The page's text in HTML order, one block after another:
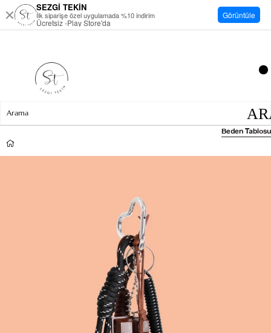
Beden Tablosu
SEZGİ TEKİN
İlk siparişe özel uygulamada %10 indirim
Ücretsiz -Play Store'da
Görüntüle